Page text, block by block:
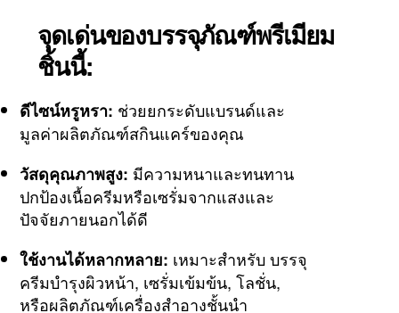
จุดเด่นของบรรจุภัณฑ์พรีเมียม
ชิ้นนี้:
ดีไซน์หรูหรา: ช่วยยกระดับแบรนด์และ
มูลค่าผลิตภัณฑ์สกินแคร์ของคุณ
วัสดุคุณภาพสูง: มีความหนาและทนทาน
ปกป้องเนื้อครีมหรือเซรั่มจากแสงและ
ปัจจัยภายนอกได้ดี
ใช้งานได้หลากหลาย: เหมาะสำหรับ บรรจุ
ครีมบำรุงผิวหน้า, เซรั่มเข้มข้น, โลชั่น,
หรือผลิตภัณฑ์เครื่องสำอางชั้นนำ